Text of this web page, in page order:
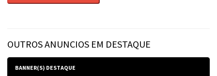
OUTROS ANUNCIOS EM DESTAQUE
BANNER(S) DESTAQUE